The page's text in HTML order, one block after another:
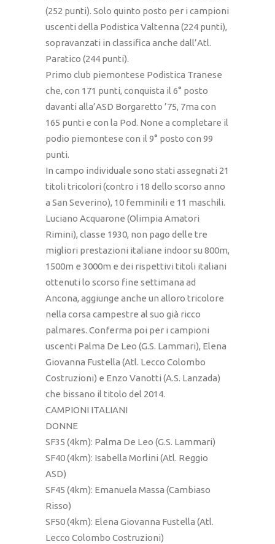
(252 punti). Solo quinto posto per i campioni
uscenti della Podistica Valtenna (224 punti),
sopravanzati in classifica anche dall’Atl.
Paratico (244 punti).
Primo club piemontese Podistica Tranese
che, con 171 punti, conquista il 6° posto
davanti alla’ASD Borgaretto ’75, 7ma con
165 punti e con la Pod. None a completare il
podio piemontese con il 9° posto con 99
punti.
In campo individuale sono stati assegnati 21
titoli tricolori (contro i 18 dello scorso anno
a San Severino), 10 femminili e 11 maschili.
Luciano Acquarone (Olimpia Amatori
Rimini), classe 1930, non pago delle tre
migliori prestazioni italiane indoor su 800m,
1500m e 3000m e dei rispettivi titoli italiani
ottenuti lo scorso fine settimana ad
Ancona, aggiunge anche un alloro tricolore
nella corsa campestre al suo già ricco
palmares. Conferma poi per i campioni
uscenti Palma De Leo (G.S. Lammari), Elena
Giovanna Fustella (Atl. Lecco Colombo
Costruzioni) e Enzo Vanotti (A.S. Lanzada)
che bissano il titolo del 2014.
CAMPIONI ITALIANI
DONNE
SF35 (4km): Palma De Leo (G.S. Lammari)
SF40 (4km): Isabella Morlini (Atl. Reggio
ASD)
SF45 (4km): Emanuela Massa (Cambiaso
Risso)
SF50 (4km): Elena Giovanna Fustella (Atl.
Lecco Colombo Costruzioni)